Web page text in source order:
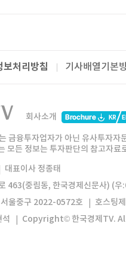
보처리방침 기사배열기본
트
룹 한국경제신문 한국경제
한국경제TV앱
회사소개
금융투자업자가 아닌 유사투자
모든 정보는 투자판단의 참고자
대표이사 정종태
463(중림동, 한국경제신문사) (
울중구 2022-0572호
호스팅
Copyright© 한국경제TV.